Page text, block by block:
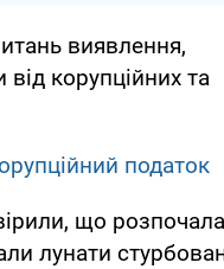
виявлення,
корупційних та
податок
що
лунати